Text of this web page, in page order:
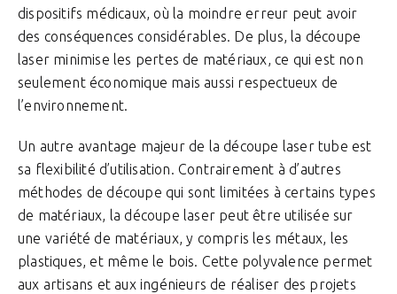
dispositifs médicaux, où la moindre erreur peut avoir
des conséquences considérables. De plus, la découpe
laser minimise les pertes de matériaux, ce qui est non
seulement économique mais aussi respectueux de
l’environnement.
Un autre avantage majeur de la découpe laser tube est
sa flexibilité d’utilisation. Contrairement à d’autres
méthodes de découpe qui sont limitées à certains types
de matériaux, la découpe laser peut être utilisée sur
une variété de matériaux, y compris les métaux, les
plastiques, et même le bois. Cette polyvalence permet
aux artisans et aux ingénieurs de réaliser des projets